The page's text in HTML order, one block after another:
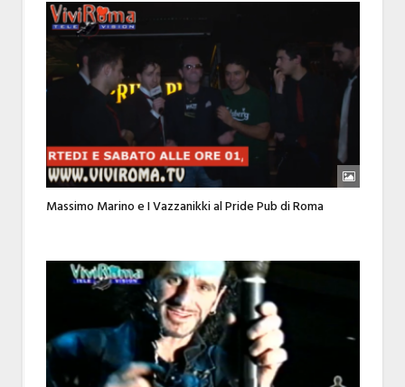
Massimo Marino e I Vazzanikki al Pride Pub di Roma